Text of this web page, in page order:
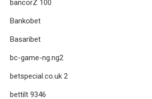
bancorZ 100
Bankobet
Basaribet
bc-game-ng.ng2
betspecial.co.uk 2
bettilt 9346